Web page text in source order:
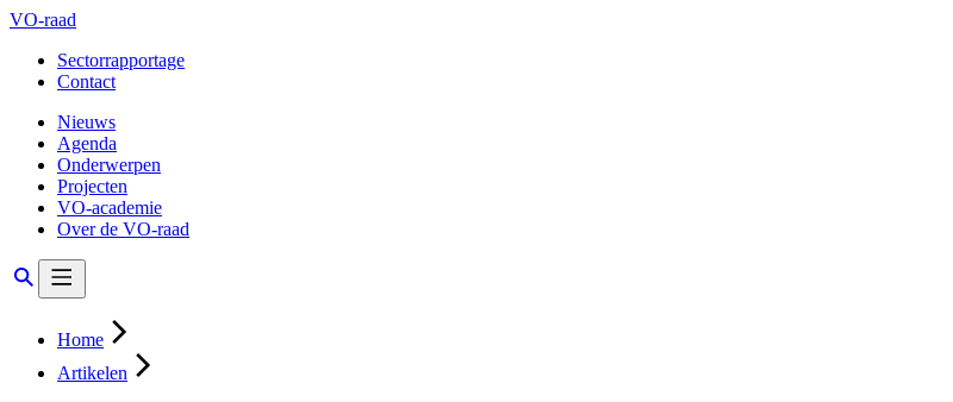
VO-raad
Sectorrapportage
Contact
Nieuws
Agenda
Onderwerpen
Projecten
VO-academie
Over de VO-raad
Home
Artikelen